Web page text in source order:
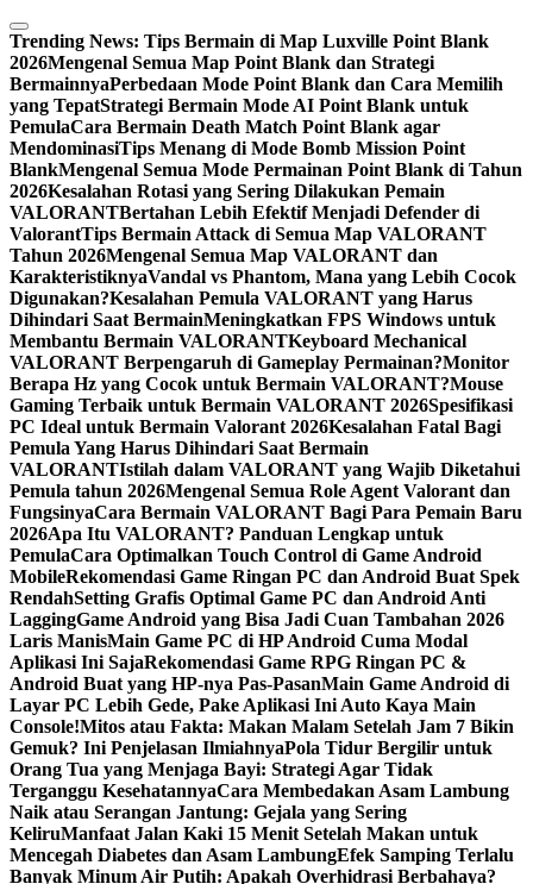
Skip
to
content
Trending News: Tips Bermain di Map Luxville Point Blank
2026Mengenal Semua Map Point Blank dan Strategi
BermainnyaPerbedaan Mode Point Blank dan Cara Memilih
yang TepatStrategi Bermain Mode AI Point Blank untuk
PemulaCara Bermain Death Match Point Blank agar
MendominasiTips Menang di Mode Bomb Mission Point
BlankMengenal Semua Mode Permainan Point Blank di Tahun
2026Kesalahan Rotasi yang Sering Dilakukan Pemain
VALORANTBertahan Lebih Efektif Menjadi Defender di
ValorantTips Bermain Attack di Semua Map VALORANT
Tahun 2026Mengenal Semua Map VALORANT dan
KarakteristiknyaVandal vs Phantom, Mana yang Lebih Cocok
Digunakan?Kesalahan Pemula VALORANT yang Harus
Dihindari Saat BermainMeningkatkan FPS Windows untuk
Membantu Bermain VALORANTKeyboard Mechanical
VALORANT Berpengaruh di Gameplay Permainan?Monitor
Berapa Hz yang Cocok untuk Bermain VALORANT?Mouse
Gaming Terbaik untuk Bermain VALORANT 2026Spesifikasi
PC Ideal untuk Bermain Valorant 2026Kesalahan Fatal Bagi
Pemula Yang Harus Dihindari Saat Bermain
VALORANTIstilah dalam VALORANT yang Wajib Diketahui
Pemula tahun 2026Mengenal Semua Role Agent Valorant dan
FungsinyaCara Bermain VALORANT Bagi Para Pemain Baru
2026Apa Itu VALORANT? Panduan Lengkap untuk
PemulaCara Optimalkan Touch Control di Game Android
MobileRekomendasi Game Ringan PC dan Android Buat Spek
RendahSetting Grafis Optimal Game PC dan Android Anti
LaggingGame Android yang Bisa Jadi Cuan Tambahan 2026
Laris ManisMain Game PC di HP Android Cuma Modal
Aplikasi Ini SajaRekomendasi Game RPG Ringan PC &
Android Buat yang HP-nya Pas-PasanMain Game Android di
Layar PC Lebih Gede, Pake Aplikasi Ini Auto Kaya Main
Console!Mitos atau Fakta: Makan Malam Setelah Jam 7 Bikin
Gemuk? Ini Penjelasan IlmiahnyaPola Tidur Bergilir untuk
Orang Tua yang Menjaga Bayi: Strategi Agar Tidak
Terganggu KesehatannyaCara Membedakan Asam Lambung
Naik atau Serangan Jantung: Gejala yang Sering
KeliruManfaat Jalan Kaki 15 Menit Setelah Makan untuk
Mencegah Diabetes dan Asam LambungEfek Samping Terlalu
Banyak Minum Air Putih: Apakah Overhidrasi Berbahaya?